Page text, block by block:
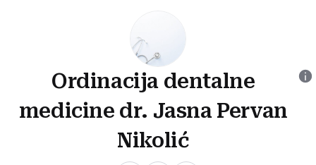
Ordinacija dentalne
medicine dr. Jasna Pervan
Nikolić